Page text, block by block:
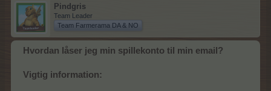
Pindgris
Team Leader
Team Farmerama DA & NO
Hvordan låser jeg min spillekonto til min email?
Vigtig information: